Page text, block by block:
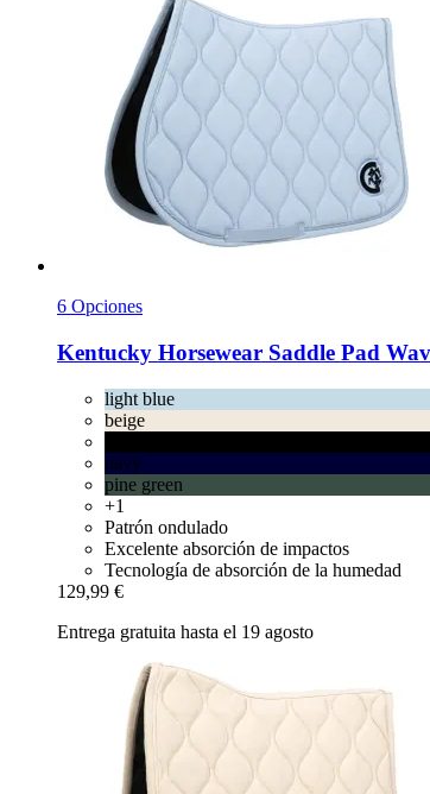
6 Opciones
Kentucky Horsewear Saddle Pad
light blue
beige
navy
pine green
+1
Patrón ondulado
Excelente absorción de impactos
Tecnología de absorción de la humedad
129,99 €
Entrega gratuita hasta el 19 agosto